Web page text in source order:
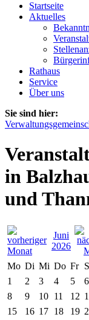
Startseite
Aktuelles
Rathaus
Service
Über uns
Sie sind hier:
in
und
Juni
2026
Mo Di Mi Do Fr
1
2 3 4 5 6
8
9 10 11 12
15
16 17 18 19